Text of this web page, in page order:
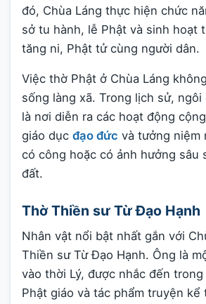
đó, Chùa Láng thực hiện chức
sở tu hành, lễ Phật và sinh hoạt
tăng ni, Phật tử cùng người dân.
Việc thờ Phật ở Chùa Láng
sống làng xã. Trong lịch sử,
là nơi diễn ra các hoạt động
giáo dục đạo đức và tưởng niệm
có công hoặc có ảnh hưởng sâu
đất.
Thờ Thiền sư Từ Đạo Hạnh
Nhân vật nổi bật nhất gắn với
Thiền sư Từ Đạo Hạnh. Ông là
vào thời Lý, được nhắc đến
Phật giáo và tác phẩm truyện kể